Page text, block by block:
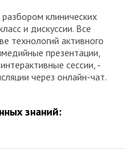
клинических
и дискуссии. Все
технологий активного
презентации,
сессии, -
через онлайн-чат.
знаний: